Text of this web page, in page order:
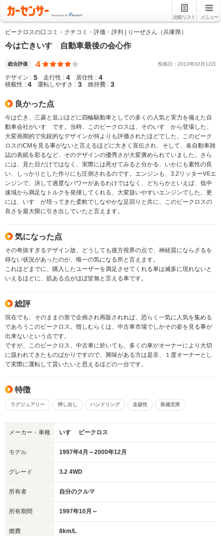
比較リスト メニュー
ビークロスの口コミ・クチコミ・評価・評判 | りーぜさん（兵庫県）
今は亡きいすゞ自動車最後の会心作
総合評価 4 投稿日： 2013年02 月 12日
デザイン : 5 走行性 : 4 居住性 : 4
積載性 : 4 運転しやすさ : 3 維持費 : 3
良かった点
今は亡き、三菱と並ぶほどに四輪駆動車としての多くの人気と実力を備えた自
動車会社がいすゞです。当時、このビークロスは、そのいすゞから登場した、
大変画期的で先鋭的なデザインが何よりも評価されたほどでした。このビーク
ロスのCMを見る事がないと言えるほどに大きく宣伝され、そして、各自動車雑
誌の表紙を彩るなど、そのデザインの優秀さが大変褒められていました。さら
には、見た目だけではなく、実際には死せてみると分かる、いかにも素性の良
い、しっかりとした作りにも圧倒されるのです。エンジンも、3.2リッターV6エ
ンジンで、決して過度なパワーがあるわけではなく、どちらかといえば、低中
速域から満足なトルクを発揮してくれる、大変扱いやすいエンジンでした。更
には、いすゞが培ってきた柔軟でしなやかな足回りと共に、このビークロスの
良さを最大限に引き出していたと言えます。
気になった点
その奇抜すぎるデザイン故、どうしても後方視界の点で、神経質にならざるを
得ない状況があったのが、唯一の気になる所と言えます。
これほどまでに、購入したユーザーを満足させてくれる車は滅多に現れないと
いえるほどに、筋ある点がほぼ皆無と言える車です。
総評
現在でも、そのままの形で企画され再販されれば、恐らく一気に人気を集める
であろうこのビークロス。惜しむらくは、中古車市場でしかその姿を見る事が
出来ないという点です。
ですが、このビークロス、中古車に於いても、多くの車がオーナーにより大切
に扱われてきたものばかりですので、興味がある方は是非、１度オーナーとし
て実際に運転して貰いたいと思えるほどの一台です。
特徴
ラグジュアリー 押し出し ハンドリング 走破性 装備充実
メーカー・車種 いすゞ ビークロス
モデル 1997年4月～2000年12月
グレード 3.2 4WD
所有者 自分のクルマ
所有期間 1997年10月～
燃費 8km/L